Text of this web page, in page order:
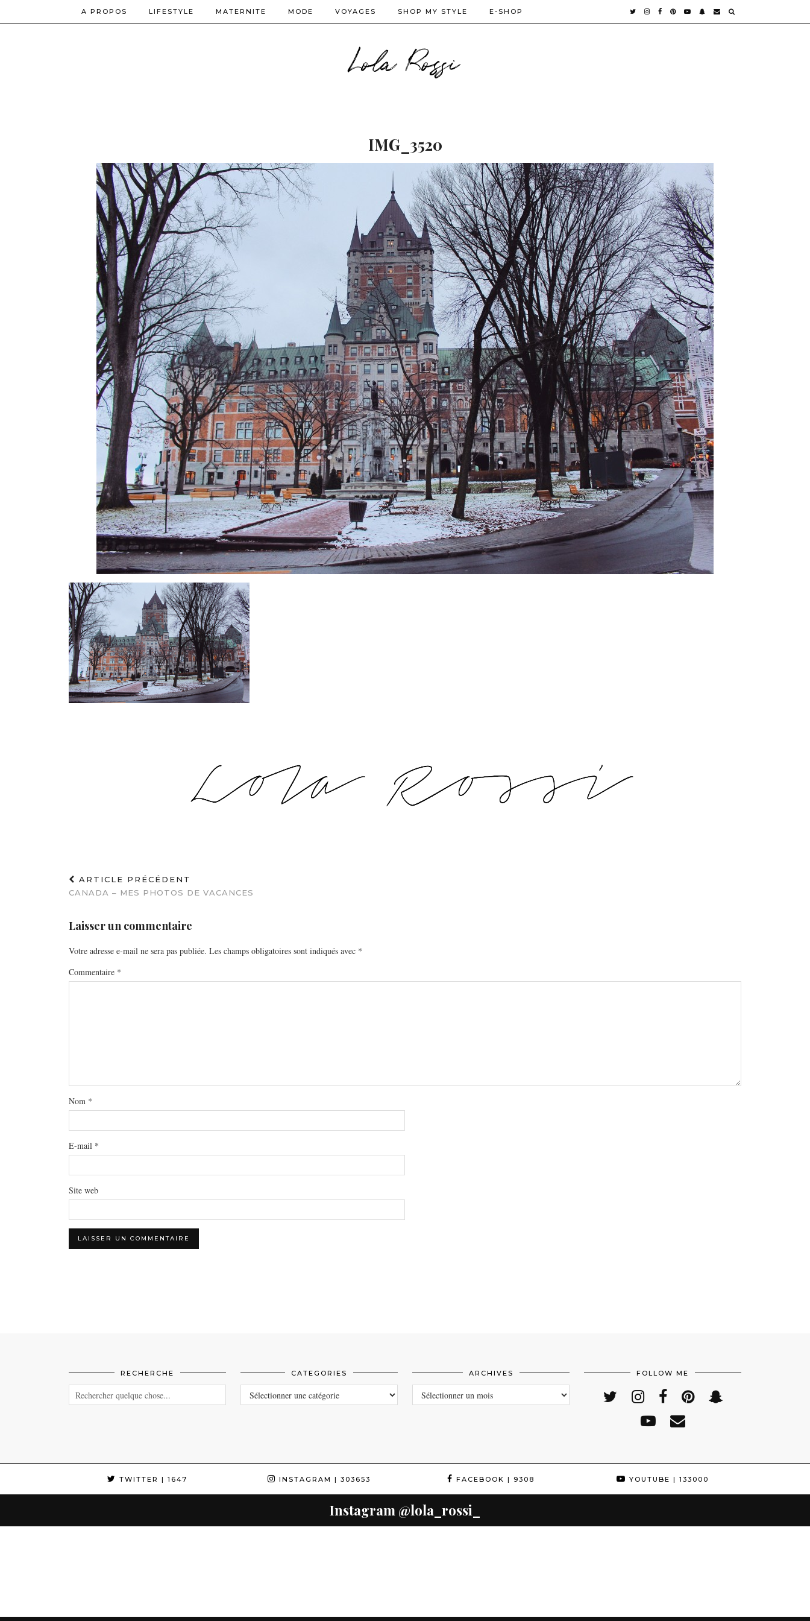
Lola Rossi
A PROPOS LIFESTYLE MATERNITE MODE VOYAGES SHOP MY STYLE E-SHOP
IMG_3520
ARTICLE PRÉCÉDENT
CANADA – MES PHOTOS DE VACANCES
Laisser un commentaire
Votre adresse e-mail ne sera pas publiée. Les champs obligatoires sont indiqués avec *
Commentaire *
Nom *
E-mail *
Site web
RECHERCHE CATEGORIES
CATEGORIES
ARCHIVES
ARCHIVES
FOLLOW ME
TWITTER | 1647 INSTAGRAM | 303653 FACEBOOK | 9308 YOUTUBE | 133000
Instagram @lola_rossi_